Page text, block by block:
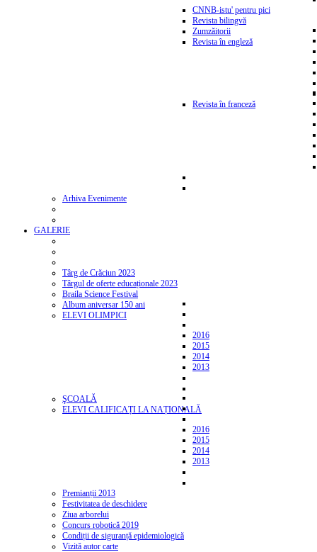
CNNB-istu' pentru pici
Revista bilingvă
Zumzăitorii
Revista în engleză
Revista în franceză
Arhiva Evenimente
GALERIE
Târg de Crăciun 2023
Târgul de oferte educaționale 2023
Braila Science Festival
Album aniversar 150 ani
ELEVI OLIMPICI
2016
2015
2014
2013
ŞCOALĂ
ELEVI CALIFICAȚI LA NAȚIONALĂ
2016
2015
2014
2013
Premianții 2013
Festivitatea de deschidere
Ziua arborelui
Concurs robotică 2019
Condiții de siguranță epidemiologică
Vizită autor carte